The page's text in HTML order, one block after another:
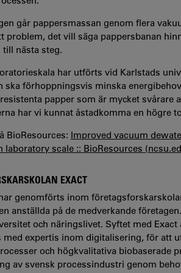
går pappersmassan genom flera
problem, det vill säga pappersbanan
nästa steg.
har utförts vid Karlstads
ska förhoppningsvis minska
papper som är mycket svårare
har vi kunnat åstadkomma en
BioResources: Improved vacuum
laboratory scale :: BioResources
EXACT
genomförts inom
anställda på de medverkande
och näringslivet. Syftet med
med expertis inom digitalisering, för att
och högkvalitativa biobaserade
av svensk processindustri genom